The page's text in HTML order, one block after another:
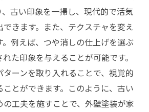
古い印象を一掃し、現代的で活気
きます。また、テクスチャを変え
。例えば、つや消しの仕上げを選ぶ
た印象を与えることが可能です。
ーンを取り入れることで、視覚的
とができます。このように、古い
工夫を施すことで、外壁塗装が家